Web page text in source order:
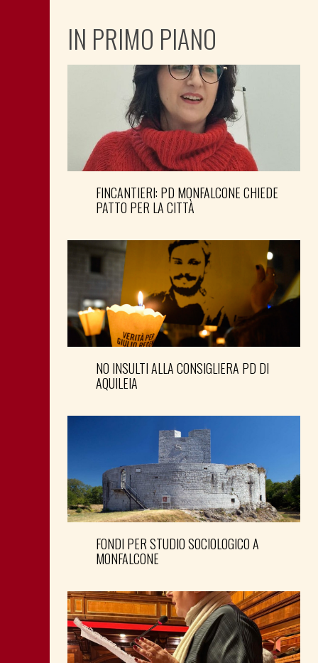
IN PRIMO PIANO
FINCANTIERI: PD MONFALCONE CHIEDE
PATTO PER LA CITTÀ
NO INSULTI ALLA CONSIGLIERA PD DI
AQUILEIA
FONDI PER STUDIO SOCIOLOGICO A
MONFALCONE